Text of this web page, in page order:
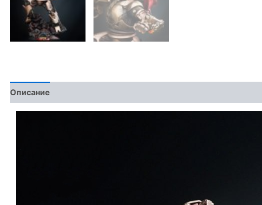
Описание